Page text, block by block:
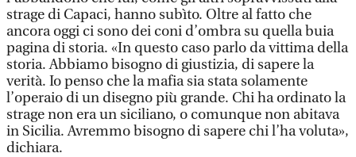
strage di Capaci, hanno subìto. Oltre al fatto che
ancora oggi ci sono dei coni d’ombra su quella buia
pagina di storia. «In questo caso parlo da vittima della
storia. Abbiamo bisogno di giustizia, di sapere la
verità. Io penso che la mafia sia stata solamente
l’operaio di un disegno più grande. Chi ha ordinato la
strage non era un siciliano, o comunque non abitava
in Sicilia. Avremmo bisogno di sapere chi l’ha voluta»,
dichiara.